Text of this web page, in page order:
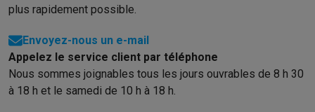
plus rapidement possible.
Envoyez-nous un e-mail
Appelez le service client par téléphone
Nous sommes joignables tous les jours ouvrables de 8 h 30
à 18 h et le samedi de 10 h à 18 h.